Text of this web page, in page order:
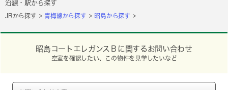
沿線・駅から探す
JRから探す 青梅線から探す 昭島から探す
昭島コートエレガンスＢに関するお問い合わせ
空室を確認したい、この物件を見学したいなど